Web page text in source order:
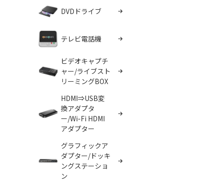
DVDドライブ
テレビ電話機
ビデオキャプチ
ャー/ライブスト
リーミングBOX
HDMI⇒USB変
換アダプタ
ー/Wi-Fi HDMI
アダプター
グラフィックア
ダプター/ドッキ
ングステーショ
ン